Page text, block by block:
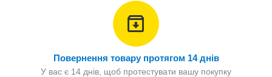
Повернення товару протягом 14 днів
У вас є 14 днів, щоб протестувати вашу покупку